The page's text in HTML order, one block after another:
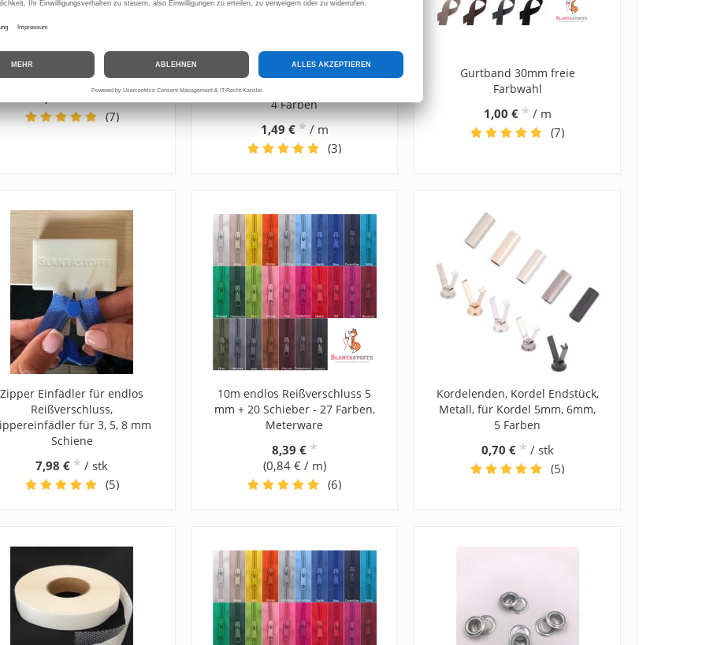
Bügelfolie, Thermofolie
/ m
(7)
Paspelband Kunstleder
Kunstlederbesatz mit Vorstoß
4 Farben
1,49 € * / m
(3)
Gurtband 30mm freie
Farbwahl
1,00 € * / m
(7)
Zipper Einfädler für endlos
Reißverschluss,
für 3, 5, 8 mm
Schiene
7,98 € * / stk
(5)
10m endlos Reißverschluss 5
mm + 20 Schieber - 27 Farben,
Meterware
8,39 € *
(0,84 € / m)
(6)
Kordelenden, Kordel Endstück,
Metall, für Kordel 5mm, 6mm,
5 Farben
0,70 € * / stk
(5)